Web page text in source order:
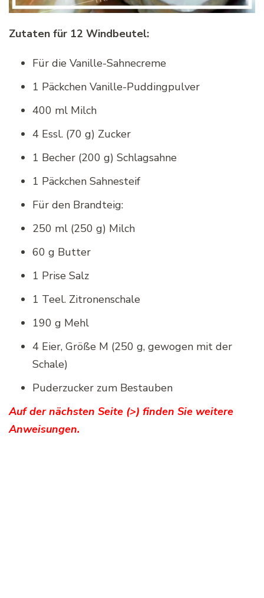
Zutaten für 12 Windbeutel:
Für die Vanille-Sahnecreme
1 Päckchen Vanille-Puddingpulver
400 ml Milch
4 Essl. (70 g) Zucker
1 Becher (200 g) Schlagsahne
1 Päckchen Sahnesteif
Für den Brandteig:
250 ml (250 g) Milch
60 g Butter
1 Prise Salz
1 Teel. Zitronenschale
190 g Mehl
4 Eier, Größe M (250 g, gewogen mit der
Schale)
Puderzucker zum Bestauben
Auf der nächsten Seite (>) finden Sie weitere
Anweisungen.